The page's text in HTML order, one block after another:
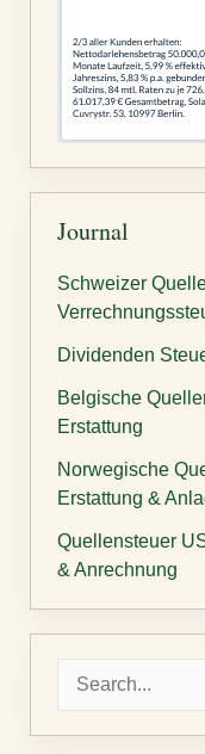
Journal
Schweizer
Dividenden
Belgische
Erstattung
Norwegische
Erstattung &
Quellensteuer
& Anrechnung